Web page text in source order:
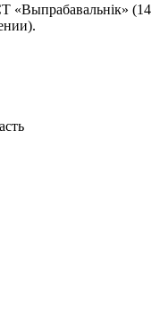
«Выпрабавальнiк» (14